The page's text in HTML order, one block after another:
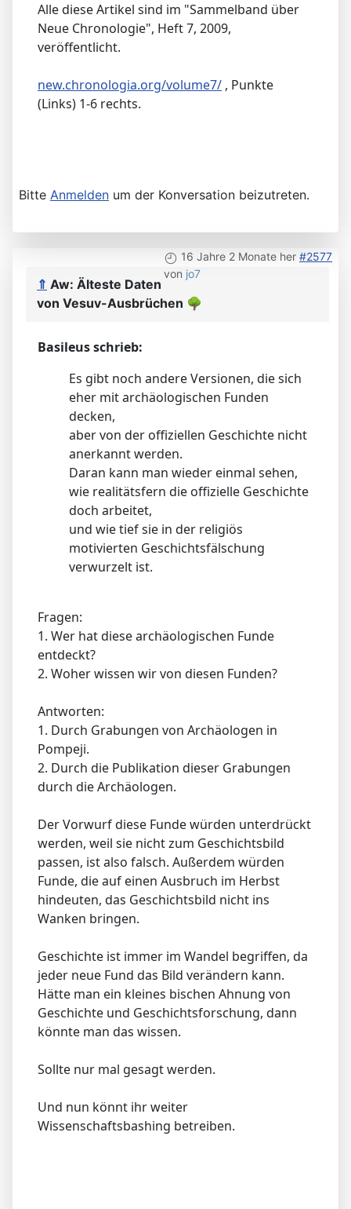
Alle diese Artikel sind im "Sammelband über
Neue Chronologie", Heft 7, 2009,
veröffentlicht.
new.chronologia.org/volume7/ , Punkte
(Links) 1-6 rechts.
Bitte Anmelden um der Konversation beizutreten.
16 Jahre 2 Monate her #2577
von jo7
⇑ Aw: Älteste Daten
von Vesuv-Ausbrüchen 🌳
Basileus schrieb:
Es gibt noch andere Versionen, die sich
eher mit archäologischen Funden
decken,
aber von der offiziellen Geschichte nicht
anerkannt werden.
Daran kann man wieder einmal sehen,
wie realitätsfern die offizielle Geschichte
doch arbeitet,
und wie tief sie in der religiös
motivierten Geschichtsfälschung
verwurzelt ist.
Fragen:
1. Wer hat diese archäologischen Funde
entdeckt?
2. Woher wissen wir von diesen Funden?
Antworten:
1. Durch Grabungen von Archäologen in
Pompeji.
2. Durch die Publikation dieser Grabungen
durch die Archäologen.
Der Vorwurf diese Funde würden unterdrückt
werden, weil sie nicht zum Geschichtsbild
passen, ist also falsch. Außerdem würden
Funde, die auf einen Ausbruch im Herbst
hindeuten, das Geschichtsbild nicht ins
Wanken bringen.
Geschichte ist immer im Wandel begriffen, da
jeder neue Fund das Bild verändern kann.
Hätte man ein kleines bischen Ahnung von
Geschichte und Geschichtsforschung, dann
könnte man das wissen.
Sollte nur mal gesagt werden.
Und nun könnt ihr weiter
Wissenschaftsbashing betreiben.